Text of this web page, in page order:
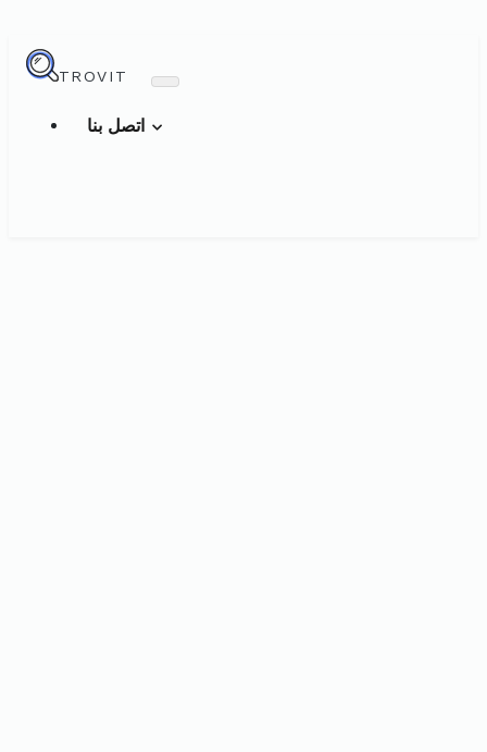
TROVIT